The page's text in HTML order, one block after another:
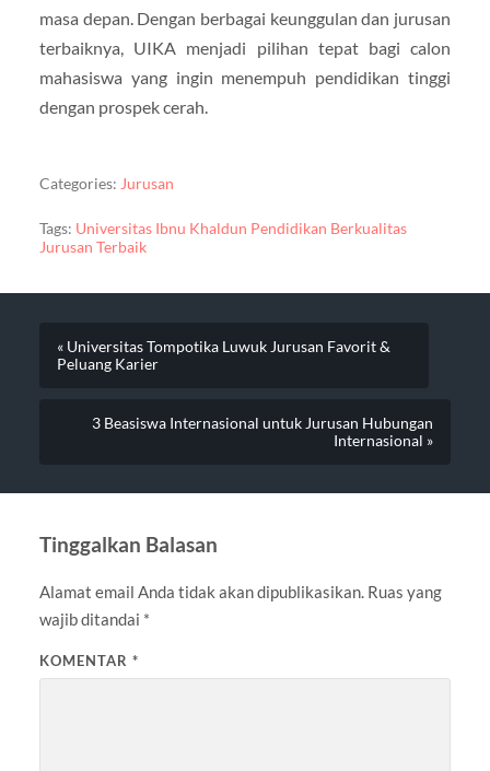
masa depan. Dengan berbagai keunggulan dan jurusan
terbaiknya, UIKA menjadi pilihan tepat bagi calon
mahasiswa yang ingin menempuh pendidikan tinggi
dengan prospek cerah.
Categories: Jurusan
Tags: Universitas Ibnu Khaldun Pendidikan Berkualitas
Jurusan Terbaik
« Universitas Tompotika Luwuk Jurusan Favorit &
Peluang Karier
3 Beasiswa Internasional untuk Jurusan Hubungan
Internasional »
Tinggalkan Balasan
Alamat email Anda tidak akan dipublikasikan. Ruas yang
wajib ditandai *
KOMENTAR *